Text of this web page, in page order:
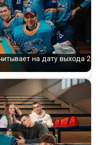
на дату выхода 2